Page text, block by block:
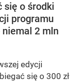
się o środki
programu
niemal 2 mln
edycji
się o 300 zł